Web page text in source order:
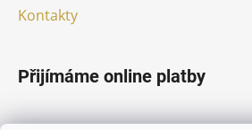
Kontakty
Přijímáme online platby